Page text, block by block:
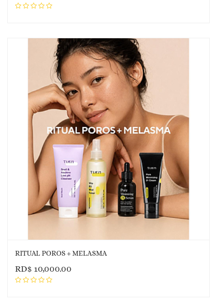
RITUAL POROS + MELASMA
RD$ 10,000.00